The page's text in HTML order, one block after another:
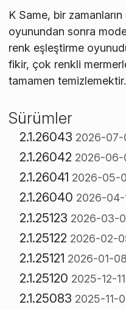
K Same, bir
oyunundan sonra
renk eşleştirme
fikir, çok renkli
tamamen temizlemektir.
Sürümler
2.1.26043 2026-07-
2.1.26042 2026-06-
2.1.26041 2026-05-
2.1.26040 2026-04-
2.1.25123 2026-03-
2.1.25122 2026-02-
2.1.25121 2026-01-08
2.1.25120 2025-12-11
2.1.25083 2025-11-